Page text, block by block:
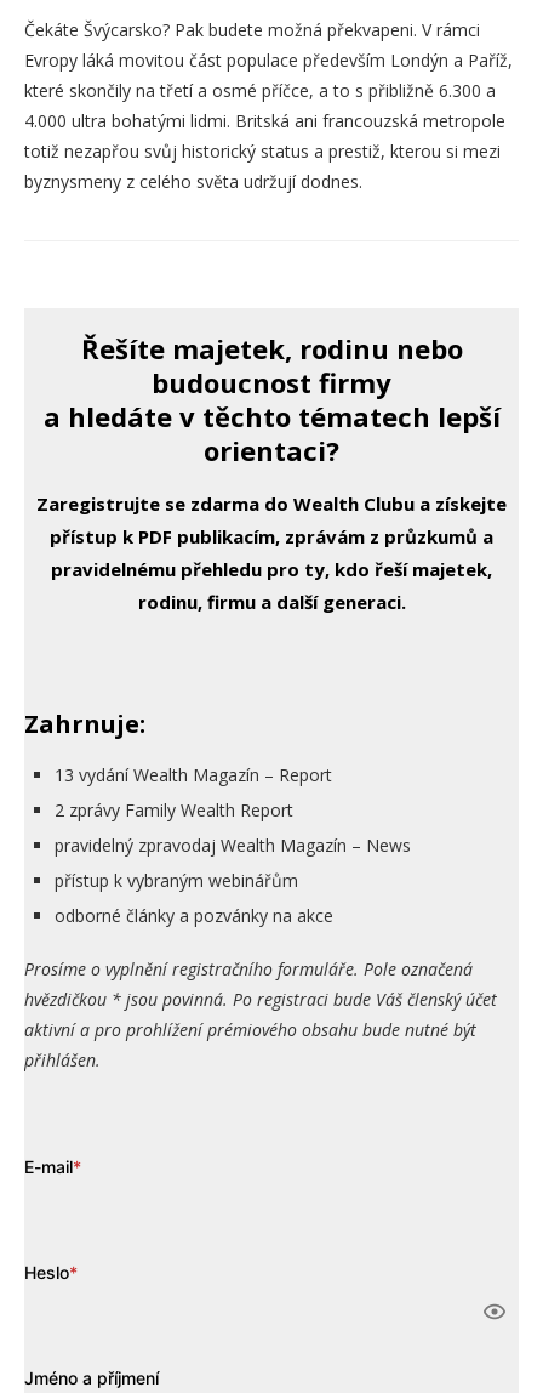
Čekáte Švýcarsko? Pak budete možná překvapeni. V rámci
Evropy láká movitou část populace především Londýn a Paříž,
které skončily na třetí a osmé příčce, a to s přibližně 6.300 a
4.000 ultra bohatými lidmi. Britská ani francouzská metropole
totiž nezapřou svůj historický status a prestiž, kterou si mezi
byznysmeny z celého světa udržují dodnes.
Řešíte majetek, rodinu nebo
budoucnost firmy
a hledáte v těchto tématech lepší
orientaci?
Zaregistrujte se zdarma do Wealth Clubu a získejte
přístup k PDF publikacím, zprávám z průzkumů a
pravidelnému přehledu pro ty, kdo řeší majetek,
rodinu, firmu a další generaci.
Zahrnuje:
13 vydání Wealth Magazín – Report
2 zprávy Family Wealth Report
pravidelný zpravodaj Wealth Magazín – News
přístup k vybraným webinářům
odborné články a pozvánky na akce
Prosíme o vyplnění registračního formuláře. Pole označená
hvězdičkou * jsou povinná. Po registraci bude Váš členský účet
aktivní a pro prohlížení prémiového obsahu bude nutné být
přihlášen.
E-mail*
Heslo*
Jméno a příjmení